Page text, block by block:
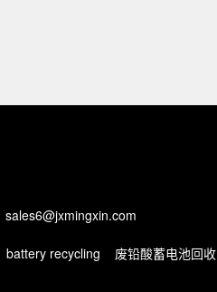
sales6@jxmingxin.com
battery recycling 废铅酸蓄电池回收